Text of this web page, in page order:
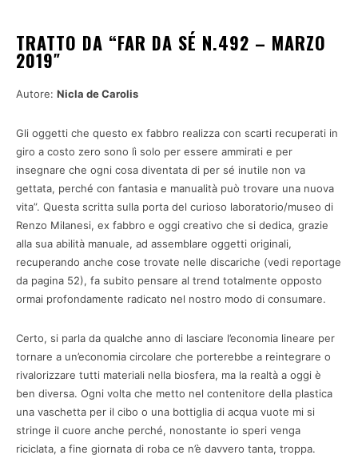
TRATTO DA “FAR DA SÉ N.492 – MARZO
2019″
Autore: Nicla de Carolis
Gli oggetti che questo ex fabbro realizza con scarti recuperati in
giro a costo zero sono lì solo per essere ammirati e per
insegnare che ogni cosa diventata di per sé inutile non va
gettata, perché con fantasia e manualità può trovare una nuova
vita”. Questa scritta sulla porta del curioso laboratorio/museo di
Renzo Milanesi, ex fabbro e oggi creativo che si dedica, grazie
alla sua abilità manuale, ad assemblare oggetti originali,
recuperando anche cose trovate nelle discariche (vedi reportage
da pagina 52), fa subito pensare al trend totalmente opposto
ormai profondamente radicato nel nostro modo di consumare.
Certo, si parla da qualche anno di lasciare l’economia lineare per
tornare a un’economia circolare che porterebbe a reintegrare o
rivalorizzare tutti materiali nella biosfera, ma la realtà a oggi è
ben diversa. Ogni volta che metto nel contenitore della plastica
una vaschetta per il cibo o una bottiglia di acqua vuote mi si
stringe il cuore anche perché, nonostante io speri venga
riciclata, a fine giornata di roba ce n’è davvero tanta, troppa.